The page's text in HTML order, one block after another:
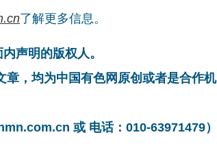
了解更多信息。
声明的版权人。
章，均为中国有色网原创或者是合作机
或 电话：010-63971479）